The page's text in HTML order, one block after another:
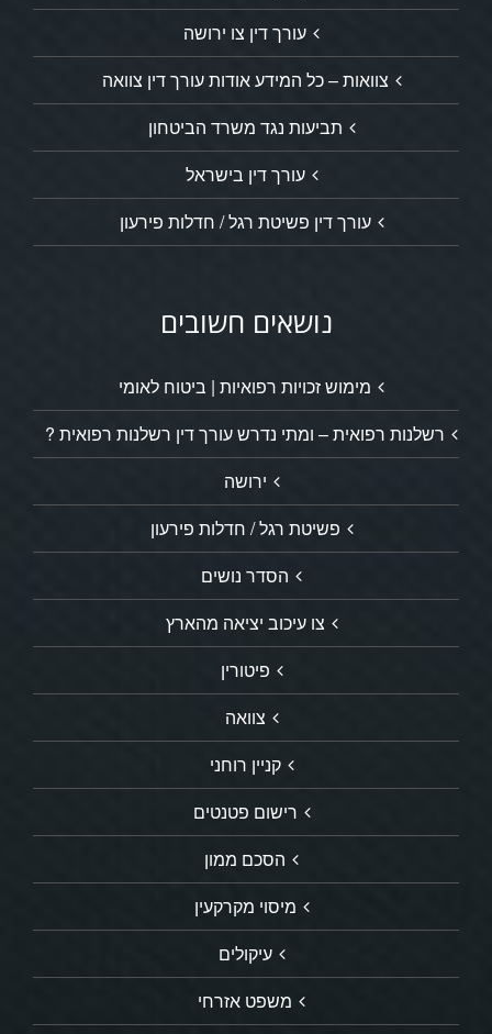
עורך דין צו ירושה
צוואות – כל המידע אודות עורך דין צוואה
תביעות נגד משרד הביטחון
עורך דין בישראל
עורך דין פשיטת רגל / חדלות פירעון
נושאים חשובים
מימוש זכויות רפואיות | ביטוח לאומי
רשלנות רפואית – ומתי נדרש עורך דין רשלנות רפואית ?
ירושה
פשיטת רגל / חדלות פירעון
הסדר נושים
צו עיכוב יציאה מהארץ
פיטורין
צוואה
קניין רוחני
רישום פטנטים
הסכם ממון
מיסוי מקרקעין
עיקולים
משפט אזרחי